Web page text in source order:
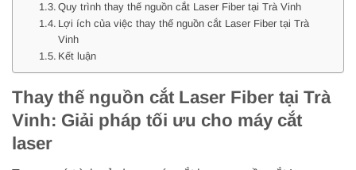
Quy trình thay thế nguồn cắt Laser Fiber tại Trà Vinh
Lợi ích của việc thay thế nguồn cắt Laser Fiber tại Trà
Vinh
Kết luận
Thay thế nguồn cắt Laser Fiber tại Trà
Vinh: Giải pháp tối ưu cho máy cắt
laser